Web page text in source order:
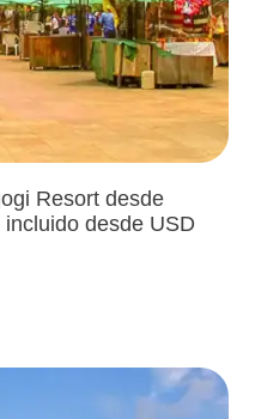
Resort desde
desde USD